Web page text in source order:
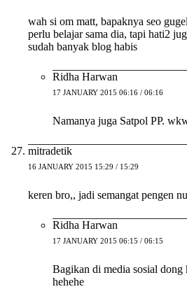
wah si om matt, bapaknya seo
perlu belajar sama dia, tapi hati2
sudah banyak blog habis
Ridha Harwan
17 JANUARY 2015 06:16 / 06:16
Namanya juga Satpol PP.
mitradetik
16 JANUARY 2015 15:29 / 15:29
keren bro,, jadi semangat pengen
Ridha Harwan
17 JANUARY 2015 06:15 / 06:15
Bagikan di media sosial dong
hehehe